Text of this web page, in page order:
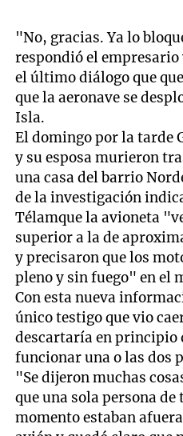
"No, gracias. Ya lo
respondió el empresario
el último diálogo que
que la aeronave se
Isla.
El domingo por la tarde
y su esposa murieron
una casa del barrio
de la investigación
Télamque la avioneta
superior a la de
y precisaron que los
pleno y sin fuego" en el
Con esta nueva
único testigo que vio
descartaría en principio
funcionar una o las dos
"Se dijeron muchas
que una sola persona de
momento estaban